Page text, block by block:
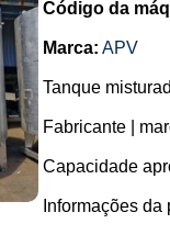
Código da
Marca: APV
Tanque
Fabricante |
Capacidade
Informações